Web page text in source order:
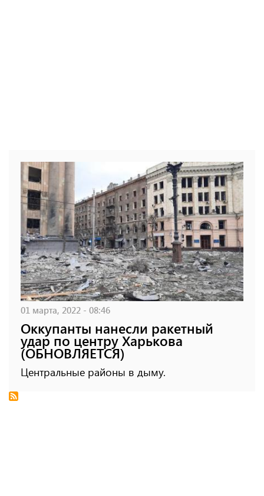
01 марта, 2022 - 08:46
Оккупанты нанесли ракетный
удар по центру Харькова
(ОБНОВЛЯЕТСЯ)
Центральные районы в дыму.